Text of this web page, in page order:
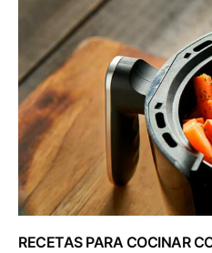
RECETAS PARA COCINAR